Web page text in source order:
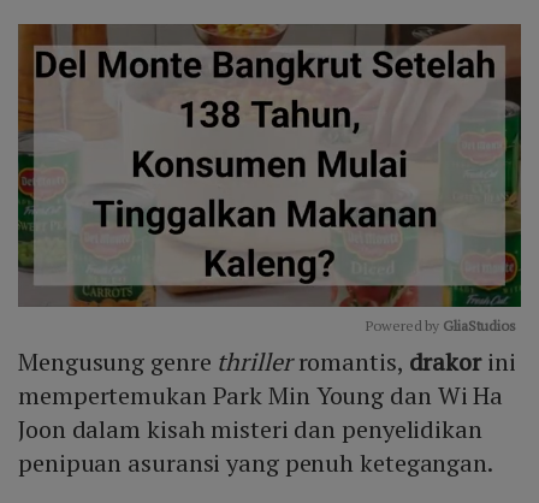
Mute
Powered by GliaStudios
Mengusung genre thrillerromantis, drakorini
mempertemukan Park Min Young dan Wi Ha
Joon dalam kisah misteri dan penyelidikan
penipuan asuransi yang penuh ketegangan.